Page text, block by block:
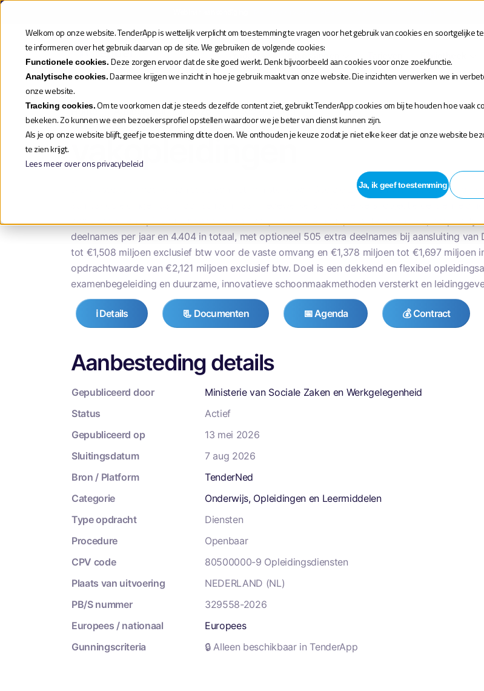
Welkom op onze website. TenderApp is wettelijk verplicht om toestemming te vragen voor het gebruik van cookies en soortgelijke
te informeren over het gebruik daarvan op de site. We gebruiken de volgende cookies:
Functionele cookies.Deze zorgen ervoor dat de site goed werkt. Denk bijvoorbeeld aan cookies voor onze zoekfunctie.
Analytische cookies.Daarmee krijgen we inzicht in hoe je gebruik maakt van onze website. Die inzichten verwerken we in
onze website.
Tracking cookies.Om te voorkomen dat je steeds dezelfde content ziet, gebruikt TenderApp cookies om bij te houden hoe vaak
bekeken. Zo kunnen we een bezoekersprofiel opstellen waardoor we je beter van dienst kunnen zijn.
Als je op onze website blijft, geef je toestemming dit te doen. We onthouden je keuze zodat je niet elke keer dat je onze website
te zien krijgt.
Lees meer over ons privacybeleid
Ja, ik geef toestemming
| Meld je aan voor de release webinar van onze TenderApp Scale
Home »Aanbestedingen 2026»Vakopleidingen
vakopleidingen
De Rijksschoonmaakorganisatie van het ministerie van Sociale Zaken en Werkgelegenheid
aan vakopleidingen aan voor schoonmaakmedewerkers, voorwerkers, objectleiders en
zoals basis- en opfriscursussen schoonmaak, vloeronderhoud, kwaliteitscontrole, hospitality
deelnames per jaar en 4.404 in totaal, met optioneel 505 extra deelnames bij aansluiting
tot €1,508 miljoen exclusief btw voor de vaste omvang en €1,378 miljoen tot €1,697 miljoen
opdrachtwaarde van €2,121 miljoen exclusief btw. Doel is een dekkend en flexibel
examenbegeleiding en duurzame, innovatieve schoonmaakmethoden versterkt en
ℹ️ Details 📃 Documenten 📅 Agenda 💰 Contract
Aanbesteding details
Gepubliceerd door
Ministerie van Sociale Zaken en Werkgelegenheid
Status
Actief
Gepubliceerd op
13 mei 2026
Sluitingsdatum
7 aug 2026
Bron / Platform
TenderNed
Categorie
Onderwijs, Opleidingen en Leermiddelen
Type opdracht
Diensten
Procedure
Openbaar
CPV code
80500000-9 Opleidingsdiensten
Plaats van uitvoering
NEDERLAND (NL)
PB/S nummer
329558-2026
Europees / nationaal
Europees
Gunningscriteria
🔒 Alleen beschikbaar in TenderApp